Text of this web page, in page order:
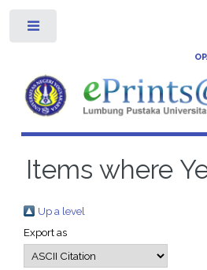
Items where
Up a level
Export as